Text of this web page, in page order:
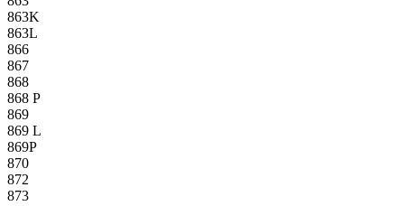
863K
863L
866
867
868
868 P
869
869 L
869P
870
872
873